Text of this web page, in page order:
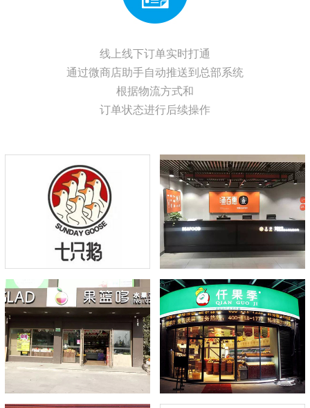
线上线下订单实时打通
通过微商店助手自动推送到总部系统
根据物流方式和
订单状态进行后续操作
助力七只鹅实现高效信息化
秤心管家3让渔百惠管理更
果篮哆实现真正的O2O闭环
和精准营销
仟果季水果连锁高效化管理
百家南翔食品连锁选用秤心
管家实现称重收银一体化
打通菜篮子便民平台农副产
品流通渠道